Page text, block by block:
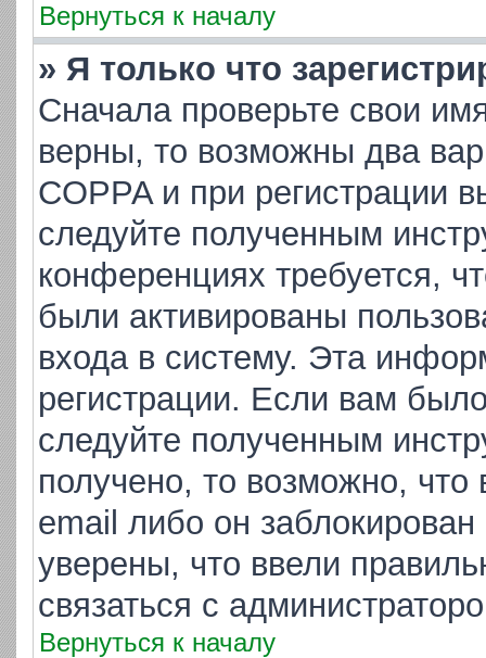
Вернуться к началу
» Я только что
Сначала проверьте свои
верны, то возможны два
COPPA и при регистрации
следуйте полученным
конференциях требуется,
были активированы
входа в систему. Эта
регистрации. Если вам
следуйте полученным
получено, то возможно,
email либо он
уверены, что ввели
связаться с
Вернуться к началу